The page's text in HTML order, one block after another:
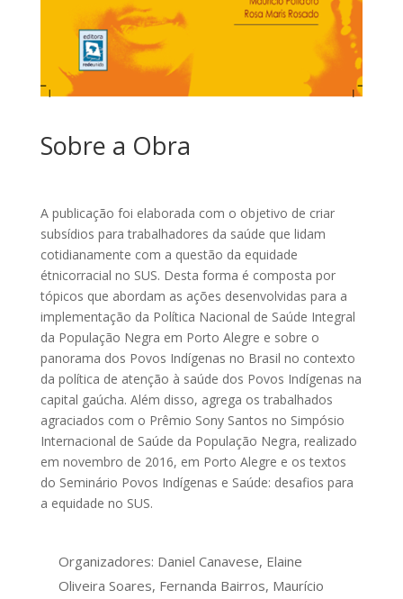
Sobre a Obra
A publicação foi elaborada com o objetivo de criar
subsídios para trabalhadores da saúde que lidam
cotidianamente com a questão da equidade
étnicorracial no SUS. Desta forma é composta por
tópicos que abordam as ações desenvolvidas para a
implementação da Política Nacional de Saúde Integral
da População Negra em Porto Alegre e sobre o
panorama dos Povos Indígenas no Brasil no contexto
da política de atenção à saúde dos Povos Indígenas na
capital gaúcha. Além disso, agrega os trabalhados
agraciados com o Prêmio Sony Santos no Simpósio
Internacional de Saúde da População Negra, realizado
em novembro de 2016, em Porto Alegre e os textos
do Seminário Povos Indígenas e Saúde: desafios para
a equidade no SUS.
Organizadores: Daniel Canavese, Elaine
Oliveira Soares, Fernanda Bairros, Maurício